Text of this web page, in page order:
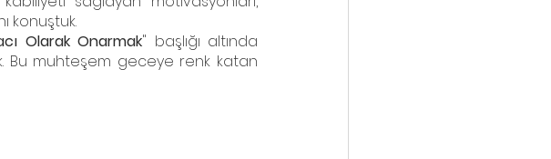
konuştuk.
Olarak Onarmak" başlığı altında
Bu muhteşem geceye renk katan